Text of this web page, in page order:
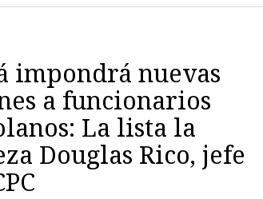
impondrá nuevas
a funcionarios
La lista la
Douglas Rico, jefe